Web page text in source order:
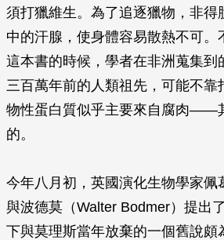
須打獵維生。為了追逐獵物，非得
中的汗腺，使身體容易散熱不可。
這本書的時候，學者在非洲蒐集到
三百萬年前的人類祖先，可能不靠
物性蛋白質似乎主要來自腐肉——
的。
今年八月初，英國演化生物學家佩
與波德莫（Walter Bodmer）提出
下與莫理斯當年放棄的一個舊說